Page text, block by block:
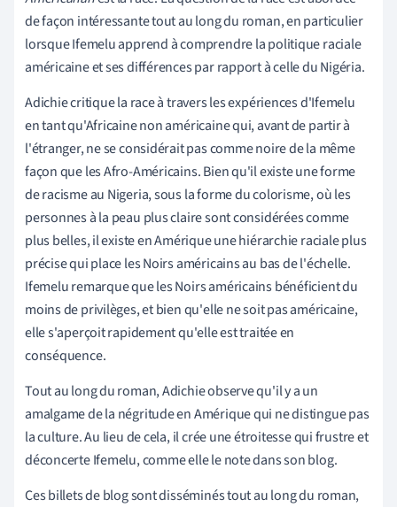
de façon intéressante tout au long du roman, en particulier
lorsque Ifemelu apprend à comprendre la politique raciale
américaine et ses différences par rapport à celle du Nigéria.
Adichie critique la race à travers les expériences d'Ifemelu
en tant qu'Africaine non américaine qui, avant de partir à
l'étranger, ne se considérait pas comme noire de la même
façon que les Afro-Américains. Bien qu'il existe une forme
de racisme au Nigeria, sous la forme du colorisme, où les
personnes à la peau plus claire sont considérées comme
plus belles, il existe en Amérique une hiérarchie raciale plus
précise qui place les Noirs américains au bas de l'échelle.
Ifemelu remarque que les Noirs américains bénéficient du
moins de privilèges, et bien qu'elle ne soit pas américaine,
elle s'aperçoit rapidement qu'elle est traitée en
conséquence.
Tout au long du roman, Adichie observe qu'il y a un
amalgame de la négritude en Amérique qui ne distingue pas
la culture. Au lieu de cela, il crée une étroitesse qui frustre et
déconcerte Ifemelu, comme elle le note dans son blog.
Ces billets de blog sont disséminés tout au long du roman,